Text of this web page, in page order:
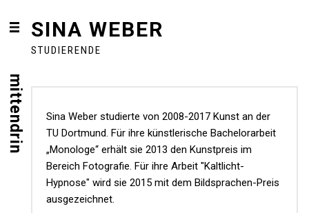
SINA WEBER
STUDIERENDE
Sina Weber studierte von 2008-2017 Kunst an der
TU Dortmund. Für ihre künstlerische Bachelorarbeit
„Monologe“ erhält sie 2013 den Kunstpreis im
Bereich Fotografie. Für ihre Arbeit "Kaltlicht-
Hypnose" wird sie 2015 mit dem Bildsprachen-Preis
ausgezeichnet.
mittendrin